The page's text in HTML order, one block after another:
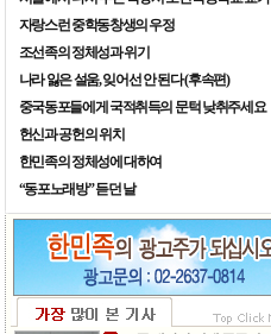
자랑스런 중학동창생의 우정
조선족의 정체성과 위기
나라 잃은 설움, 잊어선 안 된다 (후속편)
중국동포들에게 국적취득의 문턱 낮취주세요
헌신과 공헌의 위치
한민족의 정체성에 대하여
“동포노래방” 듣던 날